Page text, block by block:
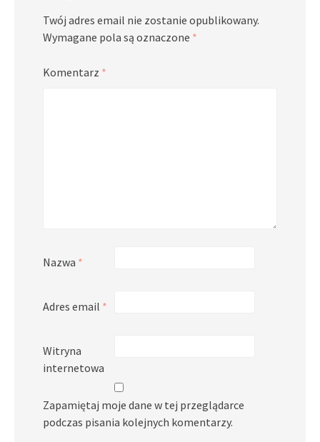
Twój adres email nie zostanie opublikowany.
Wymagane pola są oznaczone *
Komentarz *
Nazwa *
Adres email *
Witryna
internetowa
Zapamiętaj moje dane w tej przeglądarce
podczas pisania kolejnych komentarzy.